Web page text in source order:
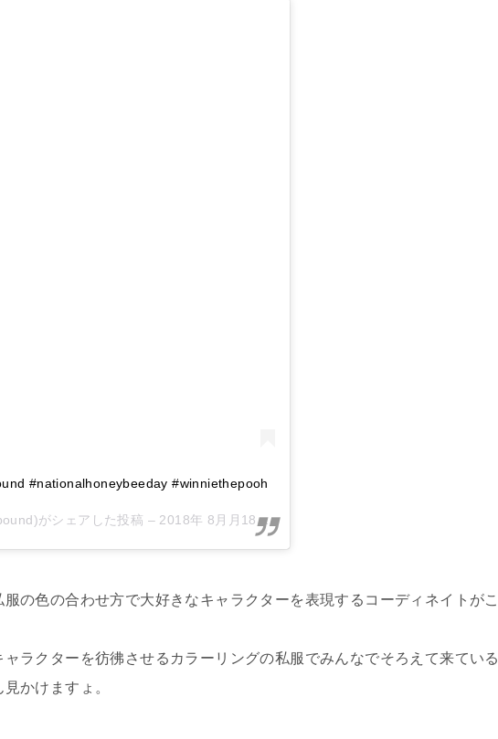
#nationalhoneybeeday #winniethepooh
がシェアした投稿 – 2018年 8月月18日午前8時16分PDT
の色の合わせ方で大好きなキャラクターを表現するコーディネイトがこ
ラクターを彷彿させるカラーリングの私服でみんなでそろえて来ている
かけますょ。